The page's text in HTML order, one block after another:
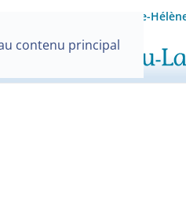
contenu principal
de la Mairie de Sainte-